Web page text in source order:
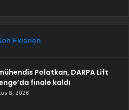
Eklenen
Polatkan, DARPA Lift
finale kaldı
8, 2026